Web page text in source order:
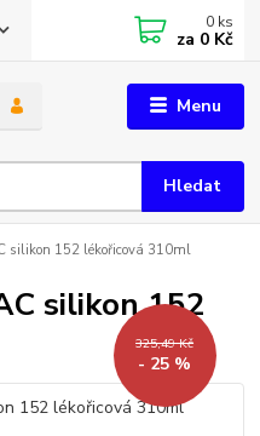
Menu
Hledat
0 ks
za 0 Kč
silikon 152 lékořicová 310ml
silikon 152
325,49 Kč
- 25 %